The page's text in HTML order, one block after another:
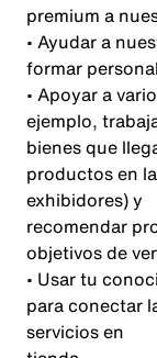
premium a
• Ayudar a
formar
• Apoyar a
ejemplo,
bienes que
productos en
exhibidores) y
recomendar
objetivos de
• Usar tu
para conectar
servicios en